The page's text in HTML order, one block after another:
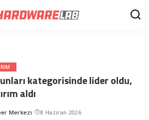
kategorisinde lider oldu,
aldı
Merkezi 8 Haziran 2026